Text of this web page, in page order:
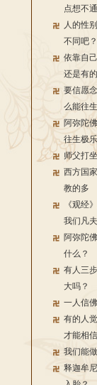
点想不通
人的性
不同吧？
依靠自
还是有
要信愿
么能往
阿弥陀
往生极
师父打
西方国
教的多
《观经
我们凡
阿弥陀
什么？
有人三
大吗？
一人信
有的人
才能相信
我们能
释迦牟